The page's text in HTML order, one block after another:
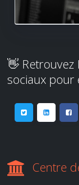
👋 Retrouvez
sociaux pour
Centre